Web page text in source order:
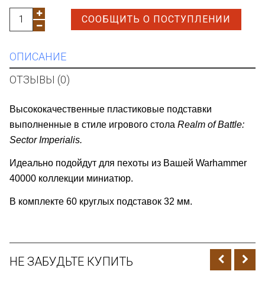
СООБЩИТЬ О ПОСТУПЛЕНИИ
ОПИСАНИЕ
ОТЗЫВЫ (0)
Высококачественные пластиковые подставки
выполненные в стиле игрового стола Realm of Battle:
Sector Imperialis.
Идеально подойдут для пехоты из Вашей Warhammer
40000 коллекции миниатюр.
В комплекте 60 круглых подставок 32 мм.
НЕ ЗАБУДЬТЕ КУПИТЬ